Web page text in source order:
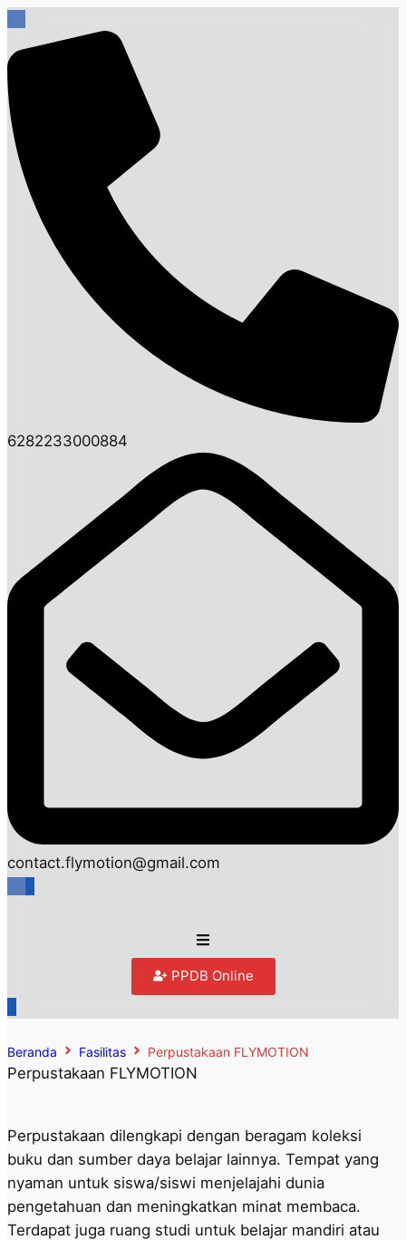
6282233000884
contact.flymotion@gmail.com
PPDB Online
Beranda Fasilitas Perpustakaan FLYMOTION
Perpustakaan FLYMOTION
Perpustakaan dilengkapi dengan beragam koleksi
buku dan sumber daya belajar lainnya. Tempat yang
nyaman untuk siswa/siswi menjelajahi dunia
pengetahuan dan meningkatkan minat membaca.
Terdapat juga ruang studi untuk belajar mandiri atau